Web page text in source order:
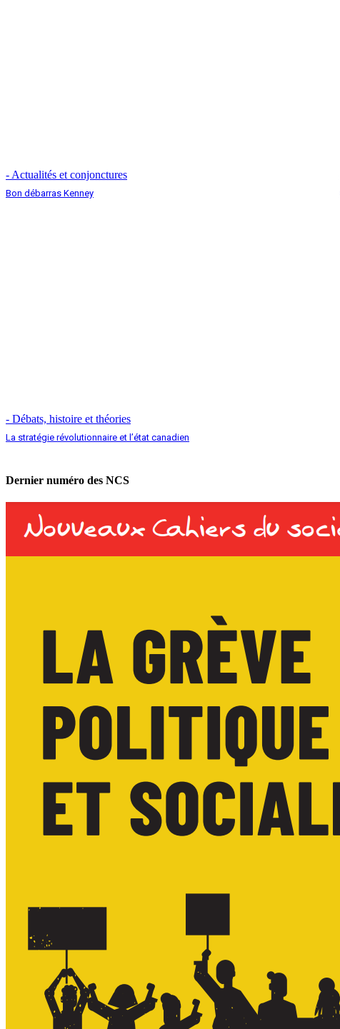
- Actualités et conjonctures
Bon débarras Kenney
- Débats, histoire et théories
La stratégie révolutionnaire et l’état canadien
Dernier numéro des NCS